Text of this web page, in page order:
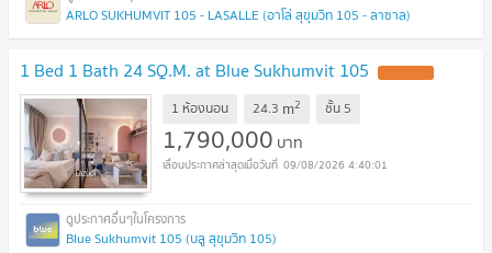
ARLO SUKHUMVIT 105 - LASALLE (อาโล่ สุขุมวิท 105 - ลาซาล)
1 Bed 1 Bath 24 SQ.M. at Blue Sukhumvit 105
1 ห้องนอน 24.3 m2 ชั้น 5
1,790,000 บาท
09/08/2026 4:40:01
Blue Sukhumvit 105 (บลู สุขุมวิท 105)